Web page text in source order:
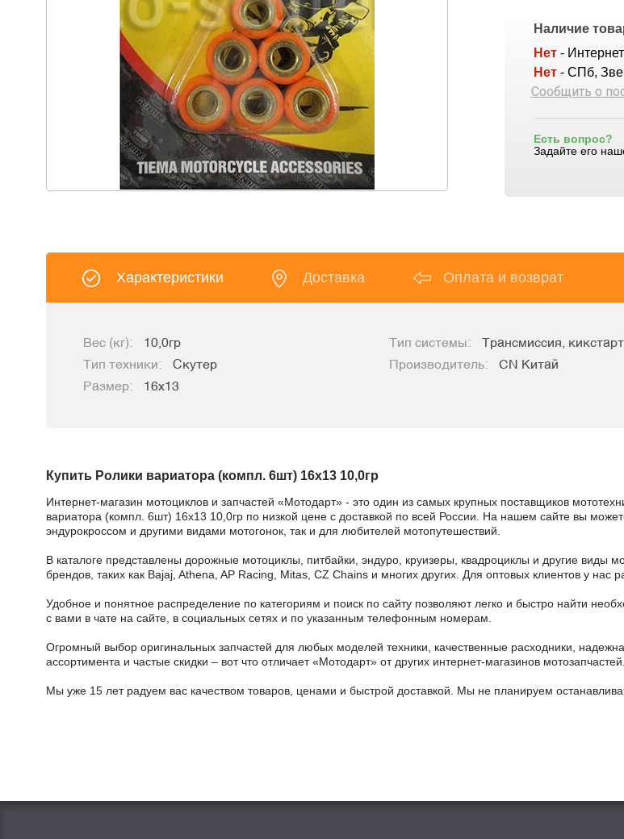
Наличие
Нет -
Нет - СПб,
Сообщить о
Есть вопрос?
Задайте его
Характеристики Доставка Оплата и возврат
Вес (кг): 10,0гр Тип системы: Трансмиссия,
Тип техники:
Скутер Производитель: CN Китай
Размер:
16x13
Купить Ролики вариатора (компл. 6шт) 16x13 10,0гр
Интернет-магазин мотоциклов и запчастей «Мотодарт» - это один из самых крупных поставщиков
вариатора (компл. 6шт) 16x13 10,0гр по низкой цене с доставкой по всей России. На нашем сайте вы
эндурокроссом и другими видами мотогонок, так и для любителей мотопутешествий.
В каталоге представлены дорожные мотоциклы, питбайки, эндуро, круизеры, квадроциклы и другие виды
брендов, таких как Bajaj, Athena, AP Racing, Mitas, CZ Chains и многих других. Для оптовых клиентов у нас
Удобное и понятное распределение по категориям и поиск по сайту позволяют легко и быстро найти
с вами в чате на сайте, в социальных сетях и по указанным телефонным номерам.
Огромный выбор оригинальных запчастей для любых моделей техники, качественные расходники,
ассортимента и частые скидки – вот что отличает «Мотодарт» от других интернет-магазинов мотозапчастей.
Мы уже 15 лет радуем вас качеством товаров, ценами и быстрой доставкой. Мы не планируем